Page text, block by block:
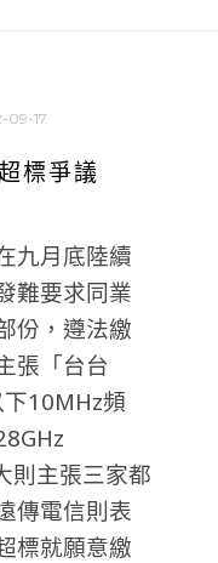
09-17
標爭議
九月底陸續
難要求同業
份，遵法繳
張「台台
10MHz頻
則主張三家都
傳電信則表
標就願意繳